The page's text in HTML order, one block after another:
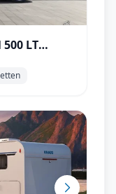
500 LT